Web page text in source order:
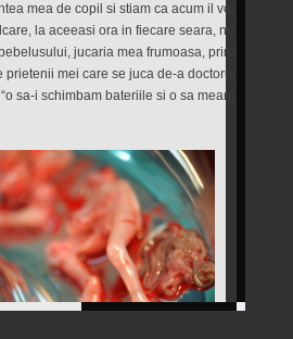
mea de copil si stiam ca acum il voi duce la
la aceeasi ora in fiecare seara, nu inainte
jucaria mea frumoasa, primita de la
prietenii mei care se juca de-a doctorul l-a
sa-i schimbam bateriile si o sa mearga din